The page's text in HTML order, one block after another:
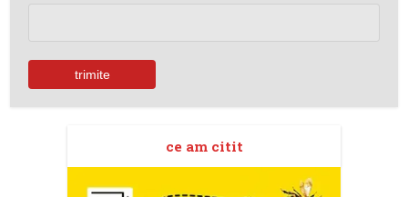
ce am citit